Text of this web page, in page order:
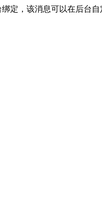
定，该消息可以在后台自